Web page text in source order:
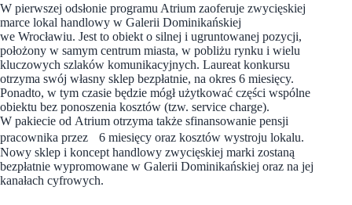
W pierwszej odsłonie programu Atrium zaoferuje zwycięskiej
marce lokal handlowy w Galerii Dominikańskiej
we Wrocławiu. Jest to obiekt o silnej i ugruntowanej pozycji,
położony w samym centrum miasta, w pobliżu rynku i wielu
kluczowych szlaków komunikacyjnych. Laureat konkursu
otrzyma swój własny sklep bezpłatnie, na okres 6 miesięcy.
Ponadto, w tym czasie będzie mógł użytkować części wspólne
obiektu bez ponoszenia kosztów (tzw. service charge).
W pakiecie od Atrium otrzyma także sfinansowanie pensji
pracownika przez 6 miesięcy oraz kosztów wystroju lokalu.
Nowy sklep i koncept handlowy zwycięskiej marki zostaną
bezpłatnie wypromowane w Galerii Dominikańskiej oraz na jej
kanałach cyfrowych.